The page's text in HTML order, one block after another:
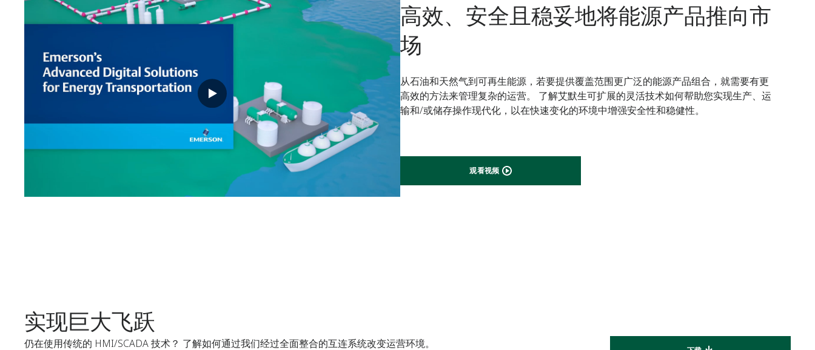
高效、安全且稳妥地将能源产品推向市
场
从石油和天然气到可再生能源，若要提供覆盖范围更广泛的能源产品组合，就需要有更
高效的方法来管理复杂的运营。 了解艾默生可扩展的灵活技术如何帮助您实现生产、运
输和/或储存操作现代化，以在快速变化的环境中增强安全性和稳健性。
观看视频
实现巨大飞跃
仍在使用传统的 HMI/SCADA 技术？ 了解如何通过我们经过全面整合的互连系统改变运营环境。